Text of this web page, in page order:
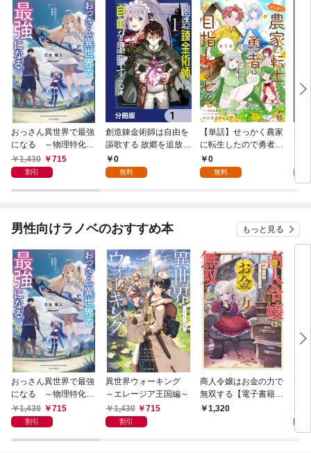
おっさん異世界で最強
になる ～物理特化の
覚醒者～
1,430 715
割引
創造錬金術師は自由を
謳歌する 故郷を追放さ
れたら、魔王のお膝元
で超絶効果のマジック
0
無料
【単話】せっかく農家
に転生したので勇者は
目指しません【第1
話】
0
無料
男性向けラノベのおすすめ本 もっと見る
おっさん異世界で最強
になる ～物理特化の
覚醒者～
1,430 715
割引
異世界ウォーキング
～エレージア王国編～
1,430
715
割引
商人令嬢はお金の力で
無双する【電子書籍限
定書き下ろしSS付
1,320
デ